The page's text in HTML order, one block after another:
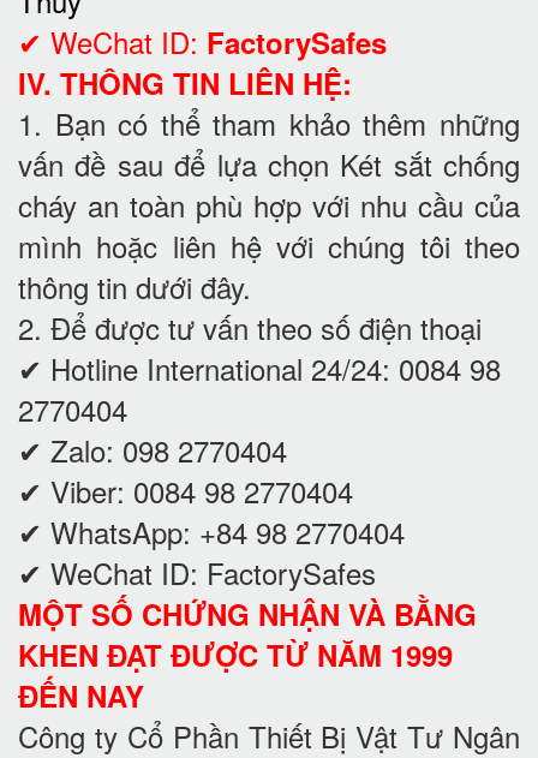
✔ WeChat ID: FactorySafes
IV. THÔNG TIN LIÊN HỆ:
1. Bạn có thể tham khảo thêm những
vấn đề sau để lựa chọn Két sắt chống
cháy an toàn phù hợp với nhu cầu của
mình hoặc liên hệ với chúng tôi theo
thông tin dưới đây.
2. Để được tư vấn theo số điện thoại
✔ Hotline International 24/24: 0084 98
2770404
✔ Zalo: 098 2770404
✔ Viber: 0084 98 2770404
✔ WhatsApp: +84 98 2770404
✔ WeChat ID: FactorySafes
MỘT SỐ CHỨNG NHẬN VÀ BẰNG
KHEN ĐẠT ĐƯỢC TỪ NĂM 1999
ĐẾN NAY
Công ty Cổ Phần Thiết Bị Vật Tư Ngân